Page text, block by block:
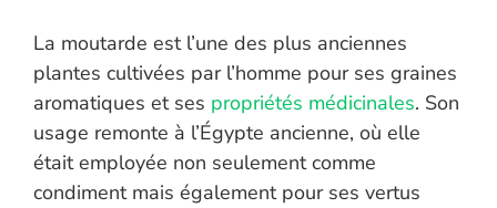
La moutarde est l’une des plus anciennes
plantes cultivées par l’homme pour ses graines
aromatiques et ses propriétés médicinales. Son
usage remonte à l’Égypte ancienne, où elle
était employée non seulement comme
condiment mais également pour ses vertus